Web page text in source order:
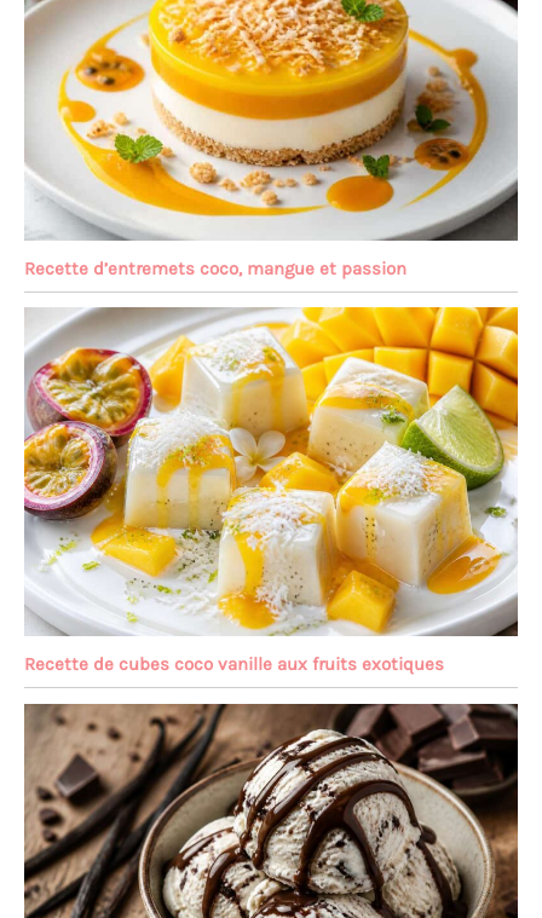
Recette d’entremets coco, mangue et passion
Recette de cubes coco vanille aux fruits exotiques